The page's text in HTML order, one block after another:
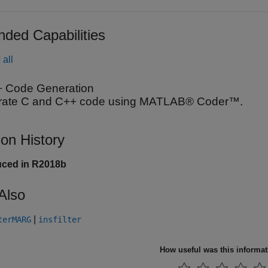
Capabilities
Code Generation
C and C++ code using MATLAB® Coder™.
History
in R2018b
insfilter
How useful was this